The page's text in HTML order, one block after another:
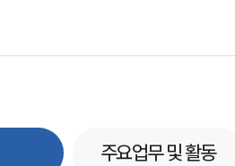
주요업무 및 활동